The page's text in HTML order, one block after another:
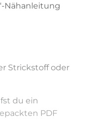
Nähanleitung
Strickstoff oder
du ein
PDF